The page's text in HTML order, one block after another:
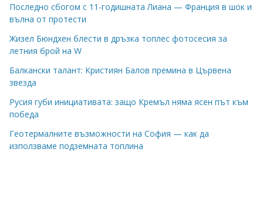
Последно сбогом с 11-годишната Лиана — Франция в шок и
вълна от протести
Жизел Бюндхен блести в дръзка топлес фотосесия за
летния брой на W
Балкански талант: Кристиян Балов премина в Цървена
звезда
Русия губи инициативата: защо Кремъл няма ясен път към
победа
Геотермалните възможности на София — как да
използваме подземната топлина